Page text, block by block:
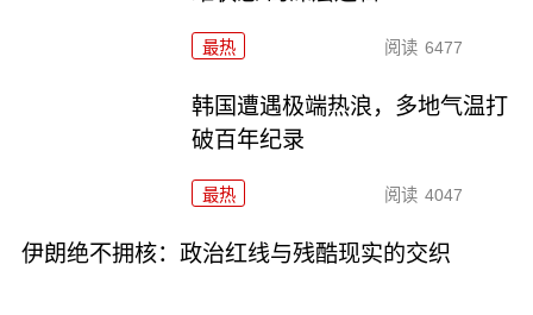
最热 阅读 6477
韩国遭遇极端热浪，多地气温打
破百年纪录
最热 阅读 4047
伊朗绝不拥核：政治红线与残酷现实的交织